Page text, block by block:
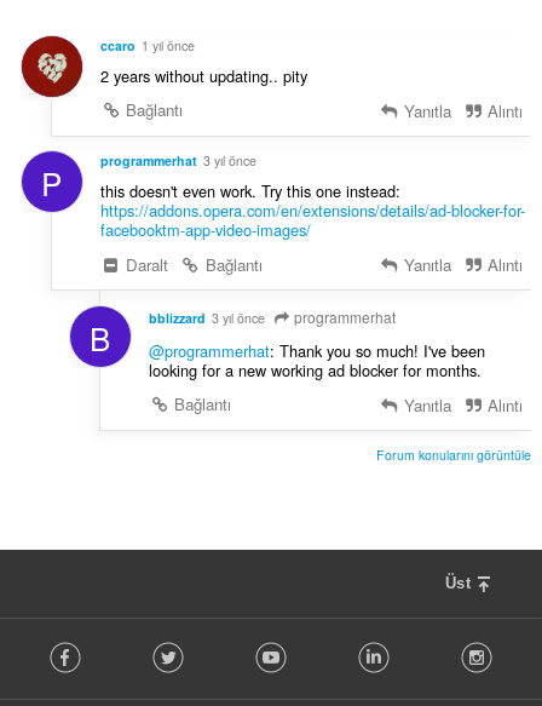
:
ccaro 1 yıl önce
2 years without updating.. pity
Bağlantı
Yanıtla Alıntı
P programmerhat 3 yıl önce
this doesn't even work. Try this one instead:
https://addons.opera.com/en/extensions/details/ad-blocker-for-
facebooktm-app-video-images/
Daralt
Bağlantı Yanıtla Alıntı
B bblizzard 3 yıl önce programmerhat
@programmerhat: Thank you so much! I've been
looking for a new working ad blocker for months.
Bağlantı
Yanıtla Alıntı
Forum konularını görüntüle
Üst
o Facebook Twitter Youtube LinkedIn